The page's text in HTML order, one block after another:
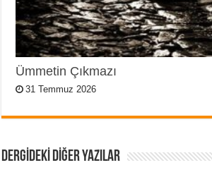
Ümmetin Çıkmazı
31 Temmuz 2026
DERGİDEKİ DİĞER YAZILAR